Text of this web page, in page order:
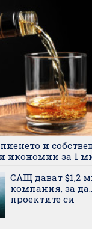
и
икономии за 1
САЩ дават $1,2
компания, за
проектите си